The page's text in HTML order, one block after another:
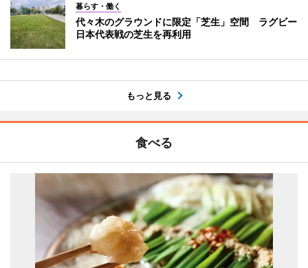
暮らす・働く
代々木のグラウンドに限定「芝生」空間 ラグビー
日本代表戦の芝生を再利用
もっと見る
食べる